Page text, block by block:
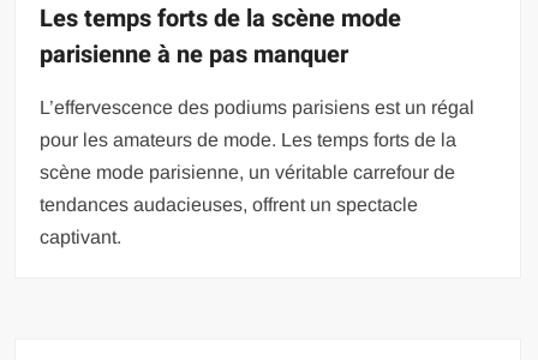
Les temps forts de la scène mode
parisienne à ne pas manquer
L’effervescence des podiums parisiens est un régal
pour les amateurs de mode. Les temps forts de la
scène mode parisienne, un véritable carrefour de
tendances audacieuses, offrent un spectacle
captivant.